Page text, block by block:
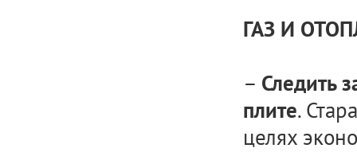
ГАЗ И
– Следить
плите.
целях